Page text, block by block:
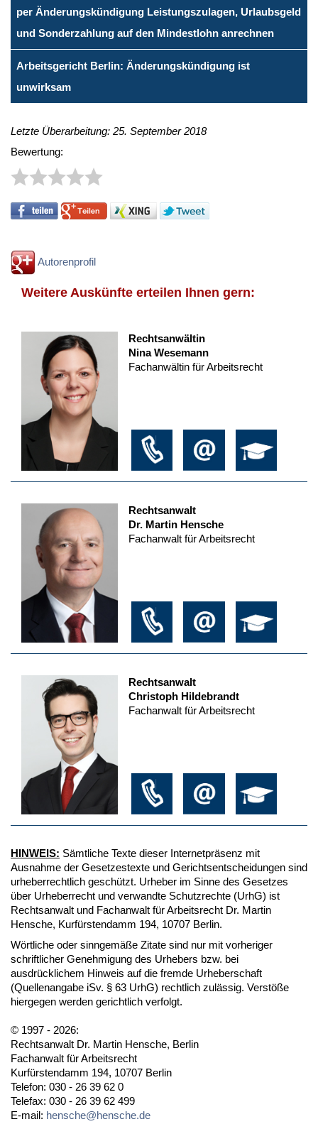
per Änderungskündigung Leistungszulagen, Urlaubsgeld
und Sonderzahlung auf den Mindestlohn anrechnen
Arbeitsgericht Berlin: Änderungskündigung ist
unwirksam
Letzte Überarbeitung: 25. September 2018
Bewertung:
Autorenprofil
Weitere Auskünfte erteilen Ihnen gern:
Rechtsanwältin
Nina Wesemann
Fachanwältin für Arbeitsrecht
Rechtsanwalt
Dr. Martin Hensche
Fachanwalt für Arbeitsrecht
Rechtsanwalt
Christoph Hildebrandt
Fachanwalt für Arbeitsrecht
HINWEIS: Sämtliche Texte dieser Internetpräsenz mit
Ausnahme der Gesetzestexte und Gerichtsentscheidungen sind
urheberrechtlich geschützt. Urheber im Sinne des Gesetzes
über Urheberrecht und verwandte Schutzrechte (UrhG) ist
Rechtsanwalt und Fachanwalt für Arbeitsrecht Dr. Martin
Hensche, Kurfürstendamm 194, 10707 Berlin.
Wörtliche oder sinngemäße Zitate sind nur mit vorheriger
schriftlicher Genehmigung des Urhebers bzw. bei
ausdrücklichem Hinweis auf die fremde Urheberschaft
(Quellenangabe iSv. § 63 UrhG) rechtlich zulässig. Verstöße
hiergegen werden gerichtlich verfolgt.
© 1997 - 2026:
Rechtsanwalt Dr. Martin Hensche, Berlin
Fachanwalt für Arbeitsrecht
Kurfürstendamm 194, 10707 Berlin
Telefon: 030 - 26 39 62 0
Telefax: 030 - 26 39 62 499
E-mail: hensche@hensche.de